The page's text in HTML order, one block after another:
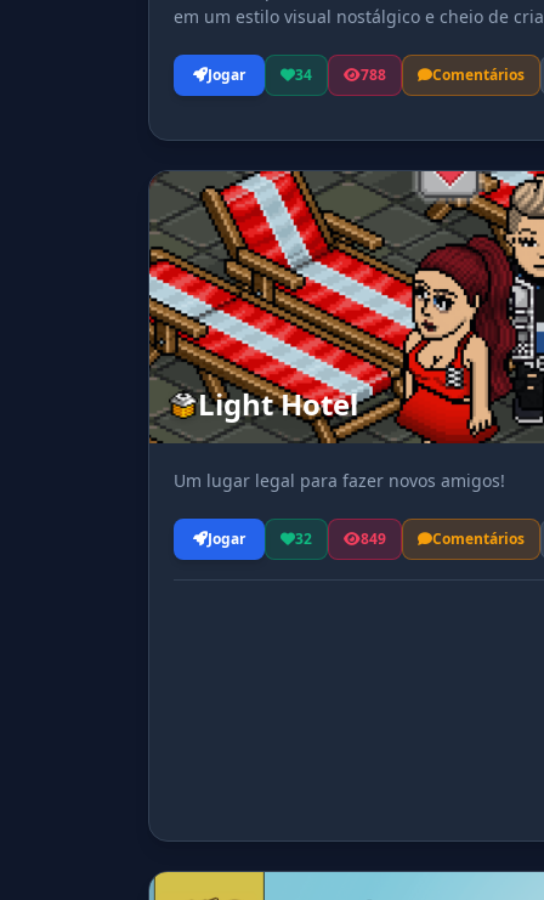
em um estilo visual nostálgico e cheio de
Jogar 34 788 Comentários
Light Hotel
Um lugar legal para fazer novos amigos!
Jogar 32 849 Comentários